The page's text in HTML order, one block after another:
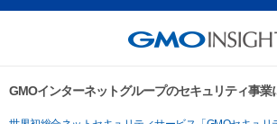
GMOインターネットグループのセキュリティ事業